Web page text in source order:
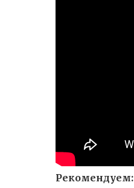
Рекомендуем: